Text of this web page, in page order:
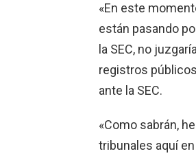
«En este
están pasando
la SEC, no
registros
ante la SEC.
«Como sabrán,
tribunales aquí